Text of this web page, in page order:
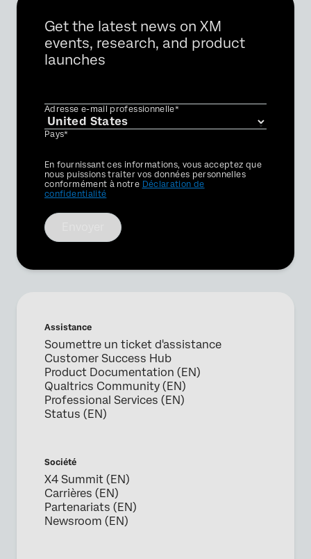
Get the latest news on XM
events, research, and product
launches
Adresse e-mail professionnelle*
Pays*
Privacy
Optin
En fournissant ces informations, vous acceptez que
nous puissions traiter vos données personnelles
conformément à notre Déclaration de
confidentialité
Assistance
Soumettre un ticket d'assistance
Customer Success Hub
Product Documentation (EN)
Qualtrics Community (EN)
Professional Services (EN)
Status (EN)
Société
X4 Summit (EN)
Carrières (EN)
Partenariats (EN)
Newsroom (EN)